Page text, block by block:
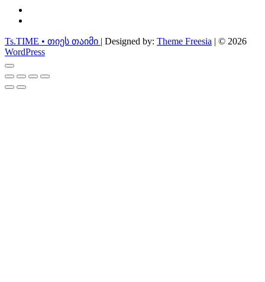
Ts.TIME • თიეს თაიმი | Designed by: Theme Freesia | © 2026
WordPress
Go
to
top